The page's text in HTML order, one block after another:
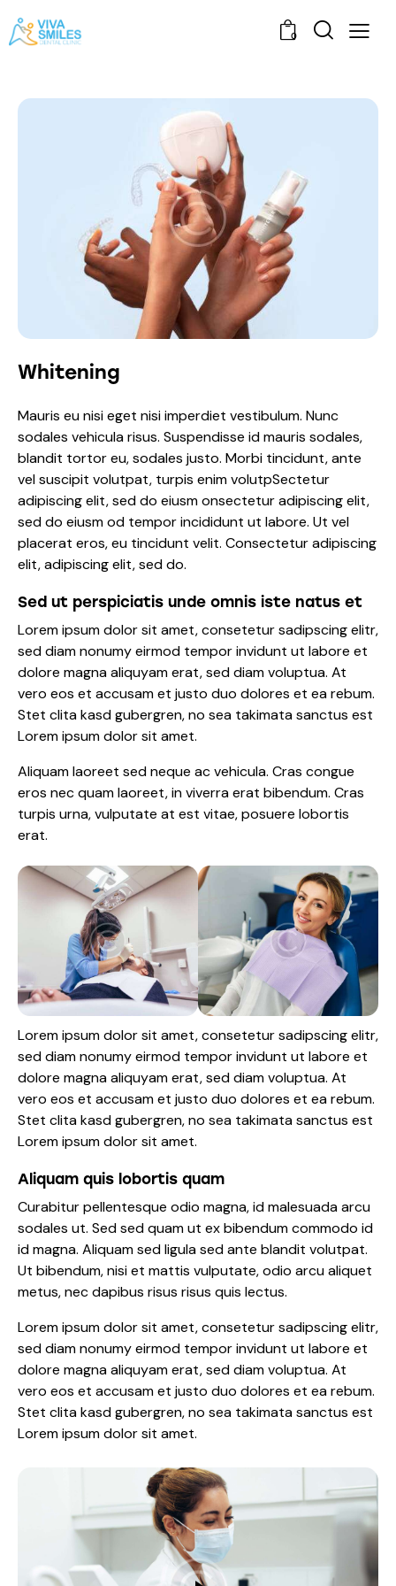
0
Whitening
Mauris eu nisi eget nisi imperdiet vestibulum. Nunc
sodales vehicula risus. Suspendisse id mauris sodales,
blandit tortor eu, sodales justo. Morbi tincidunt, ante
vel suscipit volutpat, turpis enim volutpSectetur
adipiscing elit, sed do eiusm onsectetur adipiscing elit,
sed do eiusm od tempor incididunt ut labore. Ut vel
placerat eros, eu tincidunt velit. Consectetur adipiscing
elit, adipiscing elit, sed do.
Sed ut perspiciatis unde omnis iste natus et
Lorem ipsum dolor sit amet, consetetur sadipscing elitr,
sed diam nonumy eirmod tempor invidunt ut labore et
dolore magna aliquyam erat, sed diam voluptua. At
vero eos et accusam et justo duo dolores et ea rebum.
Stet clita kasd gubergren, no sea takimata sanctus est
Lorem ipsum dolor sit amet.
Aliquam laoreet sed neque ac vehicula. Cras congue
eros nec quam laoreet, in viverra erat bibendum. Cras
turpis urna, vulputate at est vitae, posuere lobortis
erat.
Lorem ipsum dolor sit amet, consetetur sadipscing elitr,
sed diam nonumy eirmod tempor invidunt ut labore et
dolore magna aliquyam erat, sed diam voluptua. At
vero eos et accusam et justo duo dolores et ea rebum.
Stet clita kasd gubergren, no sea takimata sanctus est
Lorem ipsum dolor sit amet.
Aliquam quis lobortis quam
Curabitur pellentesque odio magna, id malesuada arcu
sodales ut. Sed sed quam ut ex bibendum commodo id
id magna. Aliquam sed ligula sed ante blandit volutpat.
Ut bibendum, nisi et mattis vulputate, odio arcu aliquet
metus, nec dapibus risus risus quis lectus.
Lorem ipsum dolor sit amet, consetetur sadipscing elitr,
sed diam nonumy eirmod tempor invidunt ut labore et
dolore magna aliquyam erat, sed diam voluptua. At
vero eos et accusam et justo duo dolores et ea rebum.
Stet clita kasd gubergren, no sea takimata sanctus est
Lorem ipsum dolor sit amet.